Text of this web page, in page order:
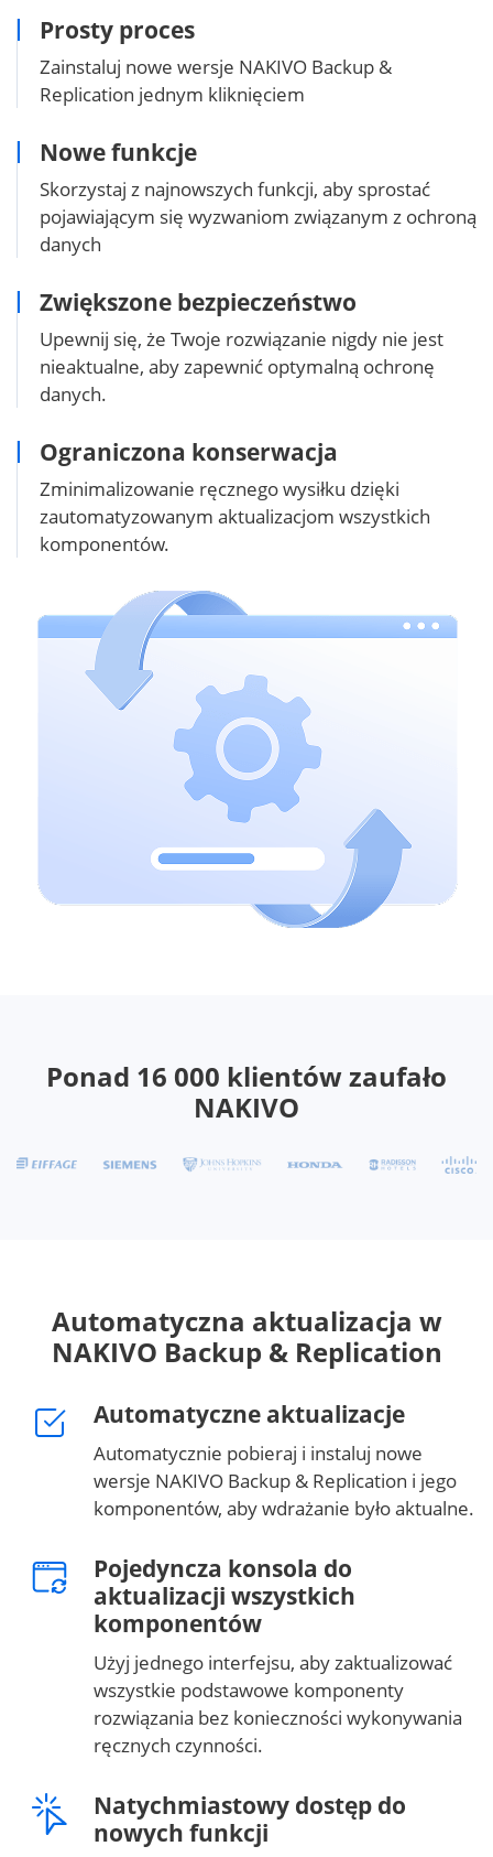
Prosty proces
Zainstaluj nowe wersje NAKIVO Backup &
Replication jednym kliknięciem
Nowe funkcje
Skorzystaj z najnowszych funkcji, aby sprostać
pojawiającym się wyzwaniom związanym z ochroną
danych
Zwiększone bezpieczeństwo
Upewnij się, że Twoje rozwiązanie nigdy nie jest
nieaktualne, aby zapewnić optymalną ochronę
danych.
Ograniczona konserwacja
Zminimalizowanie ręcznego wysiłku dzięki
zautomatyzowanym aktualizacjom wszystkich
komponentów.
Ponad 16 000 klientów zaufało
NAKIVO
Automatyczna aktualizacja w
NAKIVO Backup & Replication
Automatyczne aktualizacje
Automatycznie pobieraj i instaluj nowe
wersje NAKIVO Backup & Replication i jego
komponentów, aby wdrażanie było aktualne.
Pojedyncza konsola do
aktualizacji wszystkich
komponentów
Użyj jednego interfejsu, aby zaktualizować
wszystkie podstawowe komponenty
rozwiązania bez konieczności wykonywania
ręcznych czynności.
Natychmiastowy dostęp do
nowych funkcji